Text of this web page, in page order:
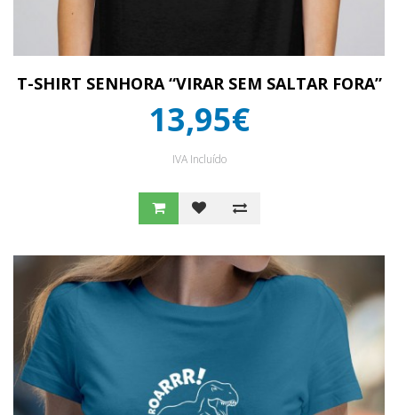
T-SHIRT SENHORA “VIRAR SEM SALTAR FORA”
13,95€
IVA Incluído